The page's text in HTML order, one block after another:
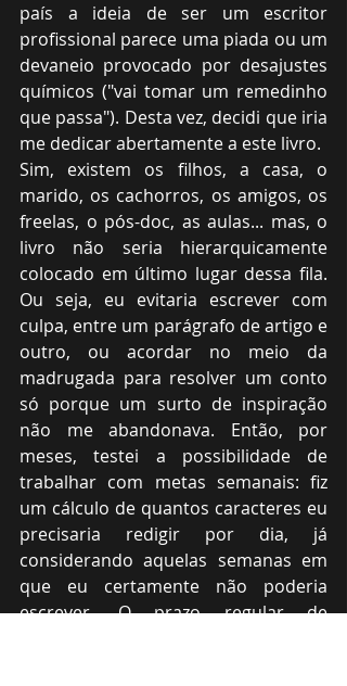
país a ideia de ser um escritor
profissional parece uma piada ou um
devaneio provocado por desajustes
químicos ("vai tomar um remedinho
que passa"). Desta vez, decidi que iria
me dedicar abertamente a este livro.
Sim, existem os filhos, a casa, o
marido, os cachorros, os amigos, os
freelas, o pós-doc, as aulas... mas, o
livro não seria hierarquicamente
colocado em último lugar dessa fila.
Ou seja, eu evitaria escrever com
culpa, entre um parágrafo de artigo e
outro, ou acordar no meio da
madrugada para resolver um conto
só porque um surto de inspiração
não me abandonava. Então, por
meses, testei a possibilidade de
trabalhar com metas semanais: fiz
um cálculo de quantos caracteres eu
precisaria redigir por dia, já
considerando aquelas semanas em
que eu certamente não poderia
escrever. O prazo regular de